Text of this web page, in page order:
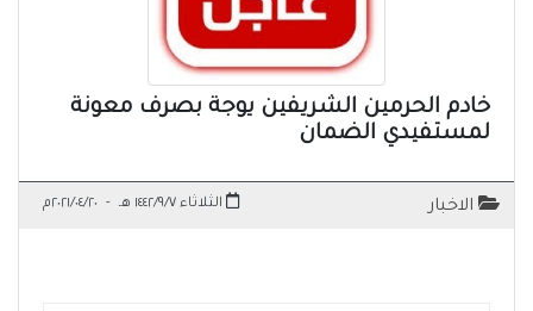
خادم الحرمين الشريفين يوجة بصرف معونة
لمستفيدي الضمان
الاخبار الثلاثاء ١٤٤٢/٩/٧ هـ - ٢٠٢١/٠٤/٢٠م